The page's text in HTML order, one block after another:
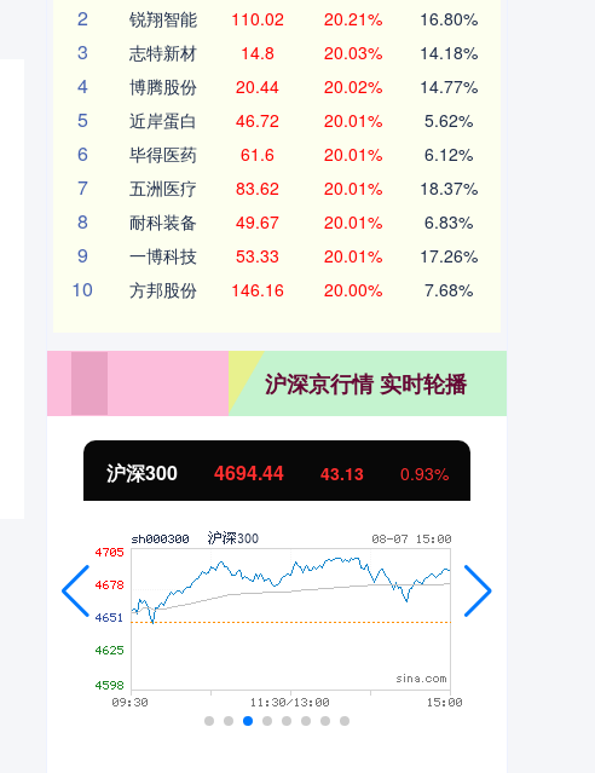
2 锐翔智能 110.02 20.21% 16.80%
3 志特新材 14.8 20.03% 14.18%
4 博腾股份 20.44 20.02% 14.77%
5 近岸蛋白 46.72 20.01% 5.62%
6 毕得医药 61.6 20.01% 6.12%
7 五洲医疗 83.62 20.01% 18.37%
8 耐科装备 49.67 20.01% 6.83%
9 一博科技 53.33 20.01% 17.26%
10 方邦股份 146.16 20.00% 7.68%
沪深京行情 实时轮播
北证50 1134.24 11.37 1.01%